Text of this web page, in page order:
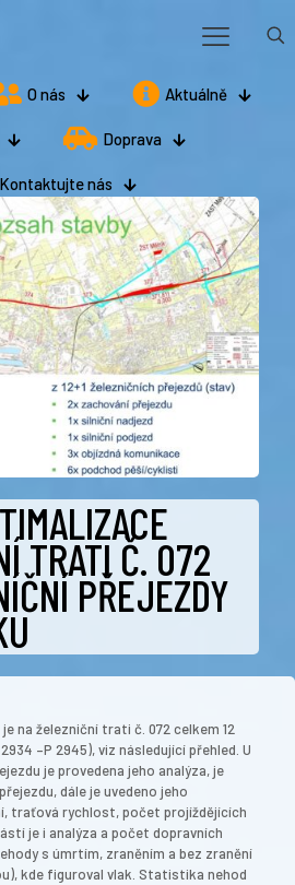
O nás Aktuálně
Doprava
Kontaktujte nás
TRATI Č. 072
PŘEJEZDY
na železniční trati č. 072 celkem 12
–P 2945), viz následující přehled. U
je provedena jeho analýza, je
dále je uvedeno jeho
traťová rychlost, počet projíždějících
je i analýza a počet dopravních
s úmrtím, zraněním a bez zranění
kde figuroval vlak. Statistika nehod